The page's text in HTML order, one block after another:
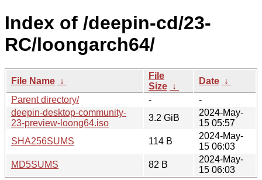
Index of /deepin-cd/23-
RC/loongarch64/
File Name ↓
File
Size ↓
Date ↓
Parent directory/
-
-
deepin-desktop-community-
23-preview-loong64.iso
3.2 GiB
2024-May-
15 05:57
SHA256SUMS
114 B
2024-May-
15 06:03
MD5SUMS
82 B
2024-May-
15 06:03